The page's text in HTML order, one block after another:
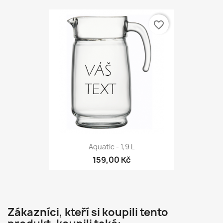
Aquatic - 1,9 L
159,00 Kč
favorite_border
Zákazníci, kteří si koupili tento